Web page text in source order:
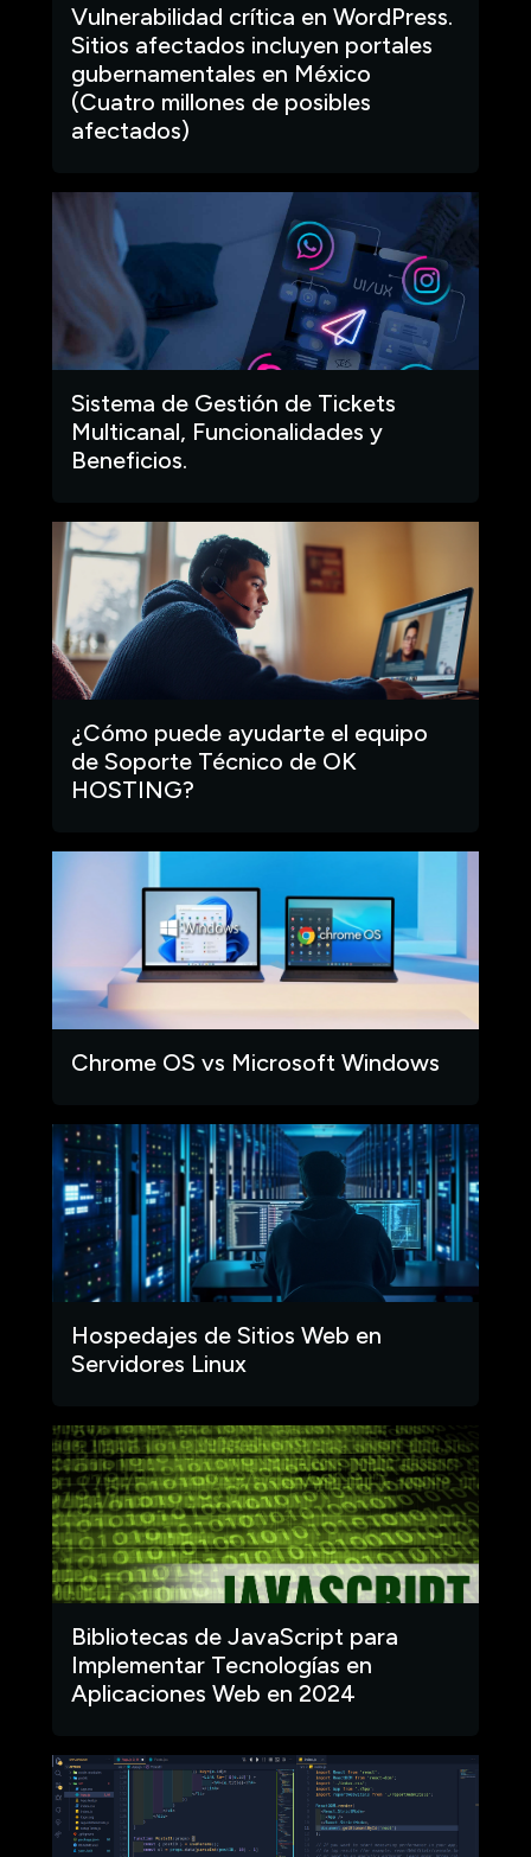
Vulnerabilidad crítica en WordPress.
Sitios afectados incluyen portales
gubernamentales en México
(Cuatro millones de posibles
afectados)
Sistema de Gestión de Tickets
Multicanal, Funcionalidades y
Beneficios.
¿Cómo puede ayudarte el equipo
de Soporte Técnico de OK
HOSTING?
Chrome OS vs Microsoft Windows
Hospedajes de Sitios Web en
Servidores Linux
Bibliotecas de JavaScript para
Implementar Tecnologías en
Aplicaciones Web en 2024